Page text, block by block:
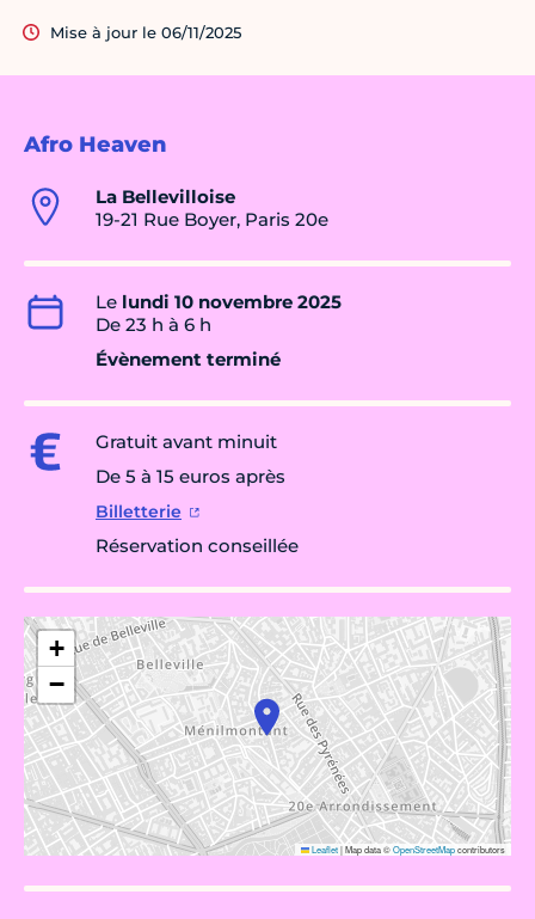
Afro Heaven
La Bellevilloise
19-21 Rue Boyer, Paris 20e
Le lundi 10 novembre 2025
De 23 h à 6 h
Évènement terminé
Gratuit avant minuit
De 5 à 15 euros après
Billetterie
Réservation conseillée
+
−
Leaflet|Map data ©OpenStreetMapcontributors
Mise à jour le 06/11/2025